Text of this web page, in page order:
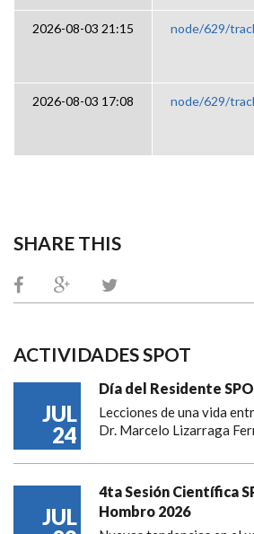
2026-08-03 21:15 node/629/
2026-08-03 17:08 node/629/
SHARE THIS
ACTIVIDADES SPOT
JUL
24
Día del Residente
Lecciones de una vida
Dr. Marcelo Lizarraga
JUL
4ta Sesión Científica
Hombro 2026